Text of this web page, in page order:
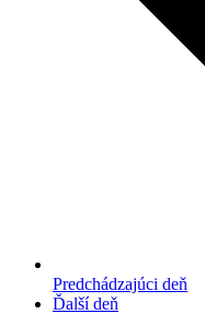
Predchádzajúci deň
Ďalší deň